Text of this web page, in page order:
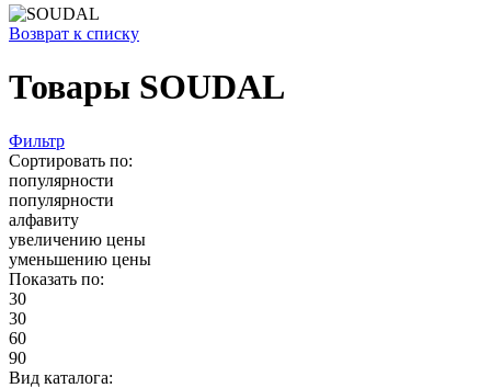
Возврат к списку
Товары SOUDAL
Фильтр
Сортировать по:
популярности
популярности
алфавиту
увеличению цены
уменьшению цены
Показать по:
30
30
60
90
Вид каталога: